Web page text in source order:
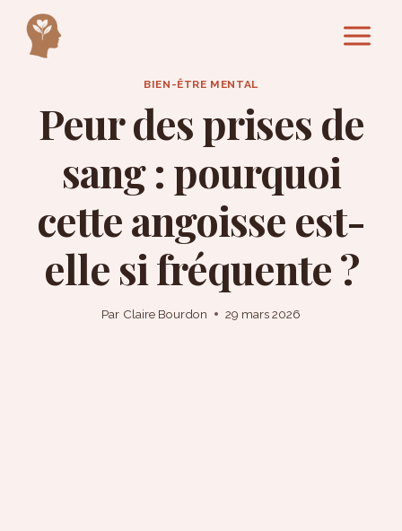
contenu
BIEN-ÊTRE MENTAL
Peur des prises de
sang : pourquoi
cette angoisse est-
elle si fréquente ?
Par Claire Bourdon 29 mars 2026